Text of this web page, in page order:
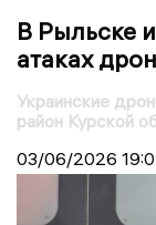
В Рыльске
атаках
Украинские
район Курской
03/06/2026